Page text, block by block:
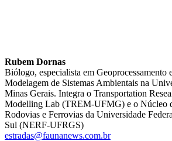
Rubem Dornas
Biólogo, especialista em Geoprocessamento
Modelagem de Sistemas Ambientais na
Minas Gerais. Integra o Transportation
Modelling Lab (TREM-UFMG) e o Núcleo
Rodovias e Ferrovias da Universidade
Sul (NERF-UFRGS)
estradas@faunanews.com.br